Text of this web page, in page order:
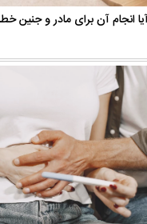
انجام آن برای مادر و جنین